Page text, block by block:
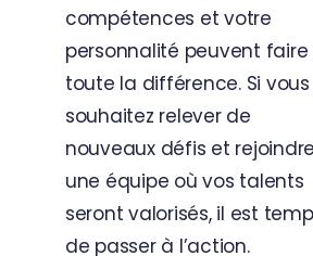
compétences et votre
personnalité peuvent faire
toute la différence. Si vous
souhaitez relever de
nouveaux défis et rejoindre
une équipe où vos talents
seront valorisés, il est
de passer à l’action.